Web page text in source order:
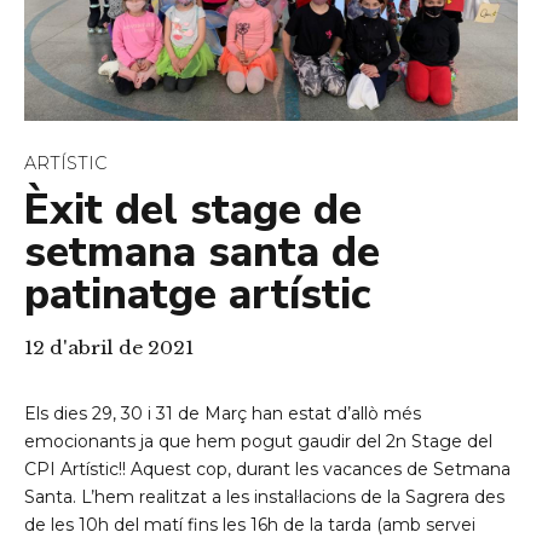
ARTÍSTIC
Èxit del stage de
setmana santa de
patinatge artístic
12 d'abril de 2021
Els dies 29, 30 i 31 de Març han estat d’allò més
emocionants ja que hem pogut gaudir del 2n Stage del
CPI Artístic!! Aquest cop, durant les vacances de Setmana
Santa. L’hem realitzat a les instal·lacions de la Sagrera des
de les 10h del matí fins les 16h de la tarda (amb servei